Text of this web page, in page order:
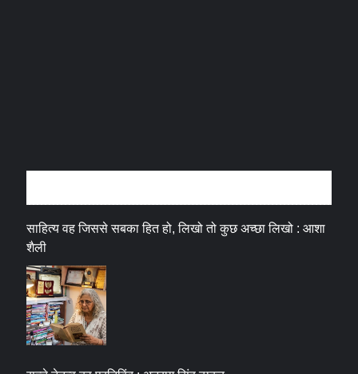
साहित्य वह जिससे सबका हित हो, लिखो तो कुछ अच्छा लिखो : आशा
शैली